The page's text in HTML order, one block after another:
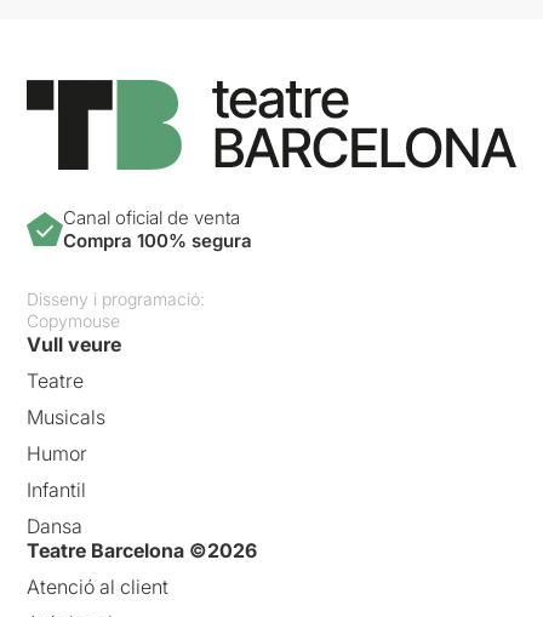
Canal oficial de venta
Compra 100% segura
Disseny i programació:
Copymouse
Vull veure
Teatre
Musicals
Humor
Infantil
Dansa
Teatre Barcelona ©2026
Atenció al client